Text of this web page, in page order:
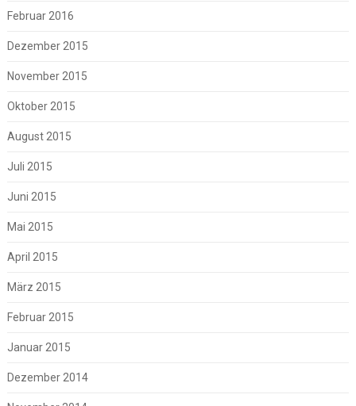
Februar 2016
Dezember 2015
November 2015
Oktober 2015
August 2015
Juli 2015
Juni 2015
Mai 2015
April 2015
März 2015
Februar 2015
Januar 2015
Dezember 2014